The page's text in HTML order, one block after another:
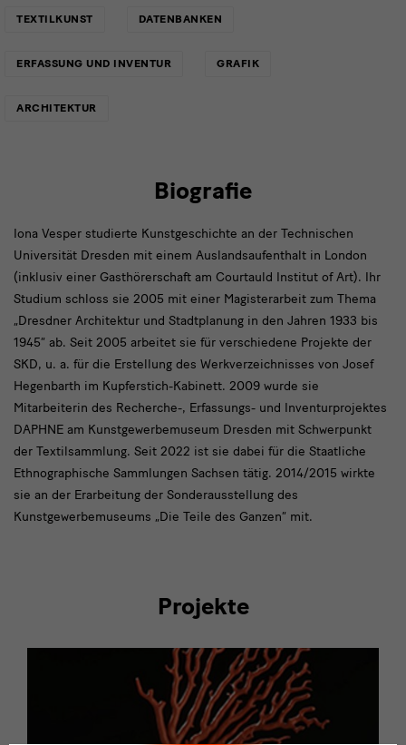
TEXTILKUNST DATENBANKEN
ERFASSUNG UND INVENTUR GRAFIK
ARCHITEKTUR
Biografie
Iona Vesper studierte Kunstgeschichte an der Technischen
Universität Dresden mit einem Auslandsaufenthalt in London
(inklusiv einer Gasthörerschaft am Courtauld Institut of Art). Ihr
Studium schloss sie 2005 mit einer Magisterarbeit zum Thema
„Dresdner Architektur und Stadtplanung in den Jahren 1933 bis
1945“ ab. Seit 2005 arbeitet sie für verschiedene Projekte der
SKD, u. a. für die Erstellung des Werkverzeichnisses von Josef
Hegenbarth im Kupferstich-Kabinett. 2009 wurde sie
Mitarbeiterin des Recherche-, Erfassungs- und Inventurprojektes
DAPHNE am Kunstgewerbemuseum Dresden mit Schwerpunkt
der Textilsammlung. Seit 2022 ist sie dabei für die Staatliche
Ethnographische Sammlungen Sachsen tätig. 2014/2015 wirkte
sie an der Erarbeitung der Sonderausstellung des
Kunstgewerbemuseums „Die Teile des Ganzen“ mit.
Projekte